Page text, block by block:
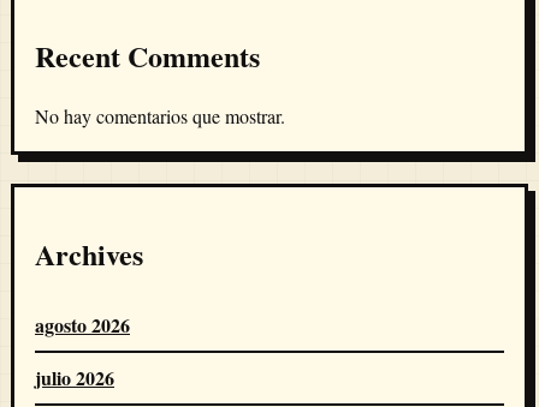
Recent Comments
No hay comentarios que mostrar.
Archives
agosto 2026
julio 2026